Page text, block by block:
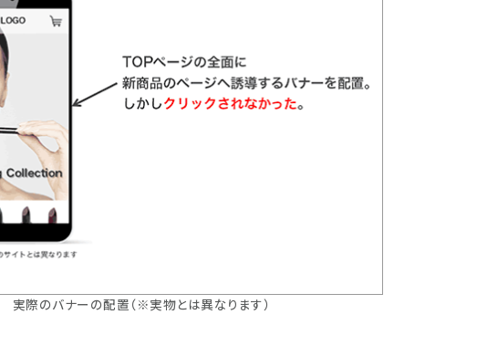
実際のバナーの配置（※実物とは異なります）